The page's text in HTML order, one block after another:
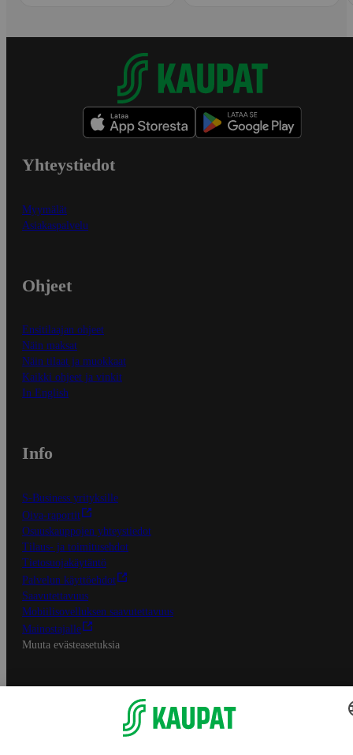
Yhteystiedot
Myymälät
Asiakaspalvelu
Ohjeet
Ensitilaajan ohjeet
Näin maksat
Näin tilaat ja muokkaat
Kaikki ohjeet ja vinkit
In English
Info
S-Business yrityksille
Oiva-raportit
Osuuskauppojen yhteystiedot
Tilaus- ja toimitusehdot
Tietosuojakäytäntö
Palvelun käyttöehdot
Saavutettavuus
Mobiilisovelluksen saavutettavuus
Mainostajalle
Muuta evästeasetuksia
S-ryhmän palvelut